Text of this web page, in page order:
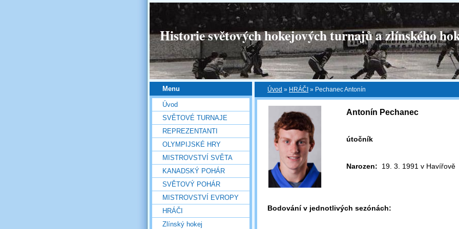
Historie světových hokejových turnajů a zlínského
Úvod » HRÁČI » Pechanec Antonín
Antonín Pechanec
útočník
Narozen: 19. 3. 1991 v Havířově
Bodování v jednotlivých sezónách:
Menu
Úvod
SVĚTOVÉ TURNAJE
REPREZENTANTI
OLYMPIJSKÉ HRY
MISTROVSTVÍ SVĚTA
KANADSKÝ POHÁR
SVĚTOVÝ POHÁR
MISTROVSTVÍ EVROPY
HRÁČI
Zlínský hokej